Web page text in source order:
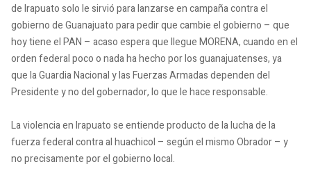
de Irapuato solo le sirvió para lanzarse en campaña contra el
gobierno de Guanajuato para pedir que cambie el gobierno – que
hoy tiene el PAN – acaso espera que llegue MORENA, cuando en el
orden federal poco o nada ha hecho por los guanajuatenses, ya
que la Guardia Nacional y las Fuerzas Armadas dependen del
Presidente y no del gobernador, lo que le hace responsable.
La violencia en Irapuato se entiende producto de la lucha de la
fuerza federal contra al huachicol – según el mismo Obrador – y
no precisamente por el gobierno local.